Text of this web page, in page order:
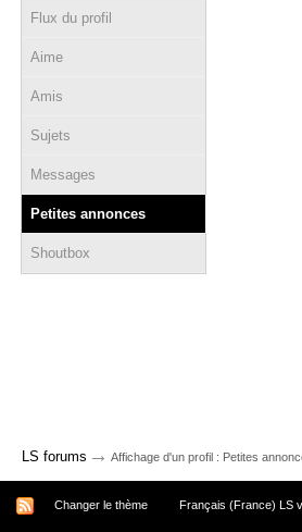
Flux du profil
Aime
Amis
Sujets
Messages
Petites annonces
Shoutbox
LS forums → Affichage d'un profil : Petites
Changer le thème Français (France) LS